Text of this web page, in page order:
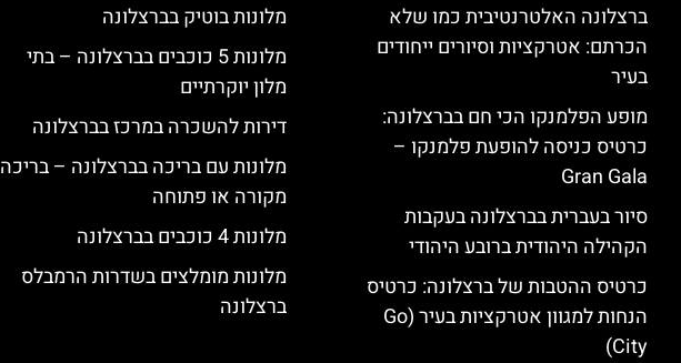
ברצלונה האלטרנטיבית כמו שלא
הכרתם: אטרקציות וסיורים ייחודים
בעיר
מופע הפלמנקו הכי חם בברצלונה:
כרטיס כניסה להופעת פלמנקו –
Gran Gala
סיור בעברית בברצלונה בעקבות
הקהילה היהודית ברובע היהודי
כרטיס ההטבות של ברצלונה: כרטיס
הנחות למגוון אטרקציות בעיר (Go
City)
מלונות בוטיק בברצלונה
מלונות 5 כוכבים בברצלונה – בתי
מלון יוקרתיים
דירות להשכרה במרכז בברצלונה
מלונות עם בריכה בברצלונה – בריכה
מקורה או פתוחה
מלונות 4 כוכבים בברצלונה
מלונות מומלצים בשדרות הרמבלס
ברצלונה